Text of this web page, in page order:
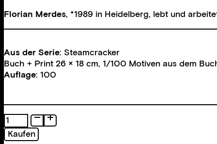
Florian Merdes, *1989 in Heidelberg, lebt und
Aus der Serie: Steamcracker
Buch + Print 26 × 18 cm, 1/100 Motiven aus dem
Auflage: 100
Steamcracker
Menge
Kaufen